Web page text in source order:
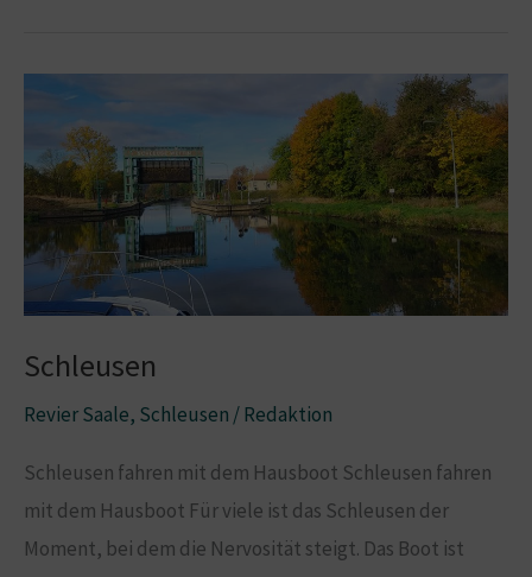
Schleusen
Revier Saale, Schleusen /Redaktion
Schleusen fahren mit dem Hausboot Schleusen fahren
mit dem Hausboot Für viele ist das Schleusen der
Moment, bei dem die Nervosität steigt. Das Boot ist